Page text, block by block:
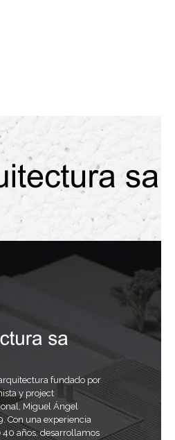
fundado por
y project
Miguel Ángel
Con una experiencia
40 años, desarrollamos